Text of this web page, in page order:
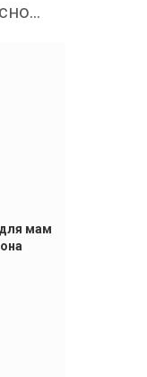
мам